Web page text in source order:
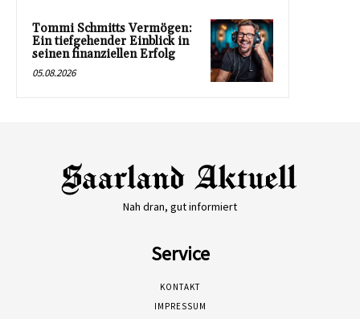
Tommi Schmitts Vermögen:
Ein tiefgehender Einblick in
seinen finanziellen Erfolg
05.08.2026
Nah dran, gut informiert
Service
KONTAKT
IMPRESSUM